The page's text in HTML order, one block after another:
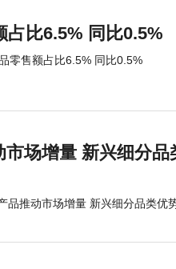
占比6.5% 同比0.5%
零售额占比6.5% 同比0.5%
场增量 新兴细分品
品推动市场增量 新兴细分品类优